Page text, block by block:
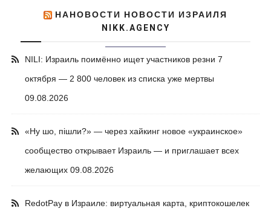
НАНОВОСТИ НОВОСТИ ИЗРАИЛЯ
NIKK.AGENCY
NILI: Израиль поимённо ищет участников резни 7
октября — 2 800 человек из списка уже мертвы
09.08.2026
«Ну шо, пішли?» — через хайкинг новое «украинское»
сообщество открывает Израиль — и приглашает всех
желающих 09.08.2026
RedotPay в Израиле: виртуальная карта, криптокошелек